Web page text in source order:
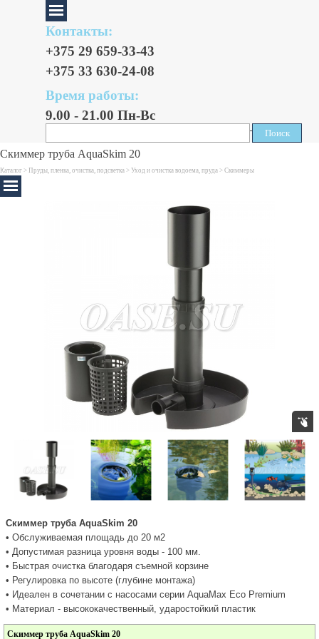
Контакты:
+375 29 659-33-43
+375 33 630-24-08
Время работы:
9.00 - 21.00 Пн-Вс
Поиск
Поиск
Скиммер труба AquaSkim 20
Каталог > Пруды, пленка, очистка, подсветка > Уход и очистка водоема, пруда > Скиммеры
Скиммер труба AquaSkim 20
• Обслуживаемая площадь до 20 м2
• Допустимая разница уровня воды - 100 мм.
• Быстрая очистка благодаря съемной корзине
• Регулировка по высоте (глубине монтажа)
• Идеален в сочетании с насосами серии AquaMax Eco Premium
• Материал - высококачественный, ударостойкий пластик
Скиммер труба AquaSkim 20